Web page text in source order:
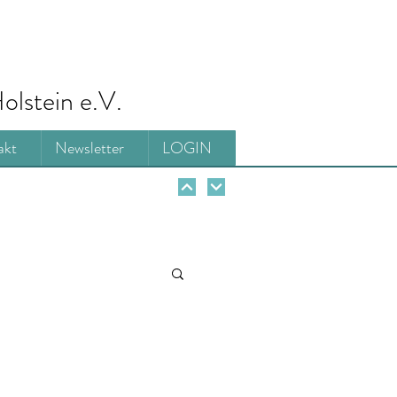
Newsletter LOGIN
e.V.